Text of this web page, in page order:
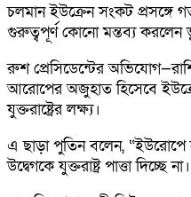
চলমান ইউক্রেন সংকট প্রসঙ্গে
গুরুত্বপূর্ণ কোনো মন্তব্য করলেন
রুশ প্রেসিডেন্টের
আরোপের অজুহাত হিসেবে
যুক্তরাষ্ট্রের লক্ষ্য।
এ ছাড়া পুতিন বলেন, “ইউরোপে
উদ্বেগকে যুক্তরাষ্ট্র পাত্তা দিচ্ছে